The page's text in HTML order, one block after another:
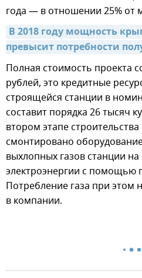
года — в отношении 25% от
В 2018 году мощность
превысит потребности
Полная стоимость проекта
рублей, это кредитные
строящейся станции в
составит порядка 26 тысяч
втором этапе
смонтировано
выхлопных газов станции
электроэнергии с помощью
Потребление газа при этом
в компании.